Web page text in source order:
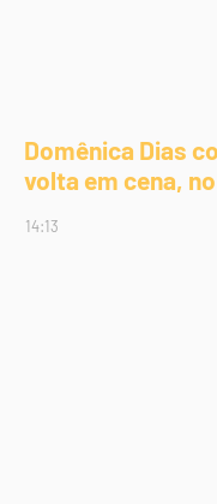
Domênica Dias
volta em cena,
14:13